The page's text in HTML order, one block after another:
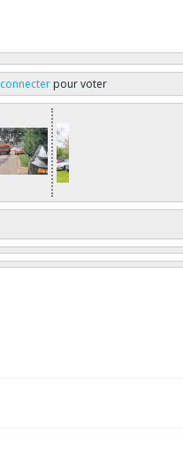
connecterpour voter